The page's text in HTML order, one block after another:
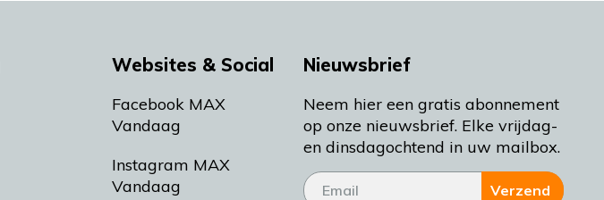
Websites & Social
Facebook MAX
Vandaag
Instagram MAX
Vandaag
Nieuwsbrief
Neem hier een gratis abonnement
op onze nieuwsbrief. Elke vrijdag-
en dinsdagochtend in uw mailbox.
Verzend